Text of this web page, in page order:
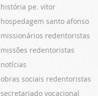
história pe. vitor
hospedagem santo afonso
missionários redentoristas
missões redentoristas
notícias
obras sociais redentoristas
secretariado vocacional